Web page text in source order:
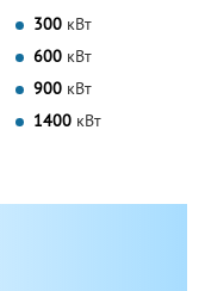
300 кВт
600 кВт
900 кВт
1400 кВт